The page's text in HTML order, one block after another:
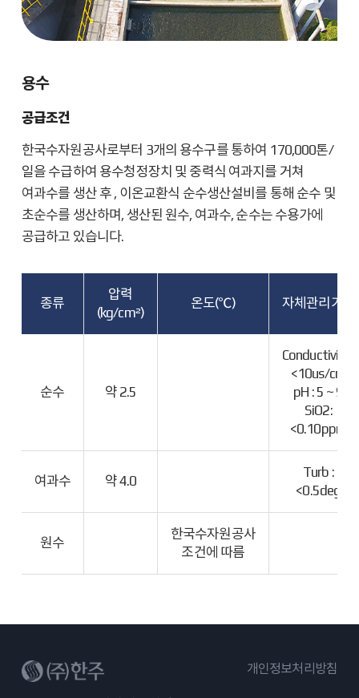
용수
공급조건
한국수자원공사로부터 3개의 용수구를 통하여 170,000톤/
일을 수급하여 용수청정장치 및 중력식 여과지를 거쳐
여과수를 생산 후 , 이온교환식 순수생산설비를 통해 순수 및
초순수를 생산하며, 생산된 원수, 여과수, 순수는 수용가에
공급하고 있습니다.
종류
압력
(kg/cm²)
온도(℃) 자체관리기준
순수 약 2.5
Conductivity :
<10us/cm
pH : 5 ~ 9
SiO2:
<0.10ppm
여과수 약 4.0
Turb :
<0.5deg
원수
한국수자원공사
조건에 따름
개인정보처리방침